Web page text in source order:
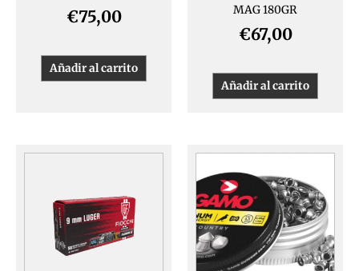
€75,00
Añadir al carrito
MAG 180GR
€67,00
Añadir al carrito